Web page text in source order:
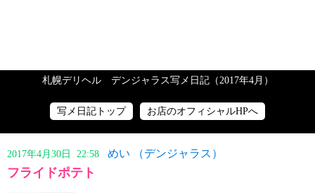
札幌デリヘル デンジャラス写メ日記（2017年4月）
写メ日記トップ お店のオフィシャルHPへ
2017年4月30日 22:58 めい （デンジャラス）
フライドポテト